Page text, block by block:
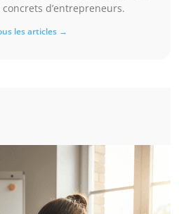
concrets d’entrepreneurs.
les articles →